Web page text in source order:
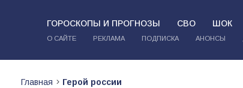
ГОРОСКОПЫ И ПРОГНОЗЫ СВО ШОК
О САЙТЕ РЕКЛАМА ПОДПИСКА АНОНСЫ
Главная Герой россии